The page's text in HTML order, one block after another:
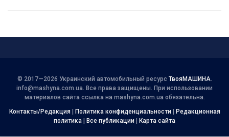
© 2017—2026 Украинский автомобильный ресурс ТвояМАШИНА.
info@mashyna.com.ua. Все права защищены. При использовании
материалов сайта ссылка на mashyna.com.ua обязательна.
Контакты/Редакция| Политика конфиденциальности| Редакционная
политика | Все публикации | Карта сайта